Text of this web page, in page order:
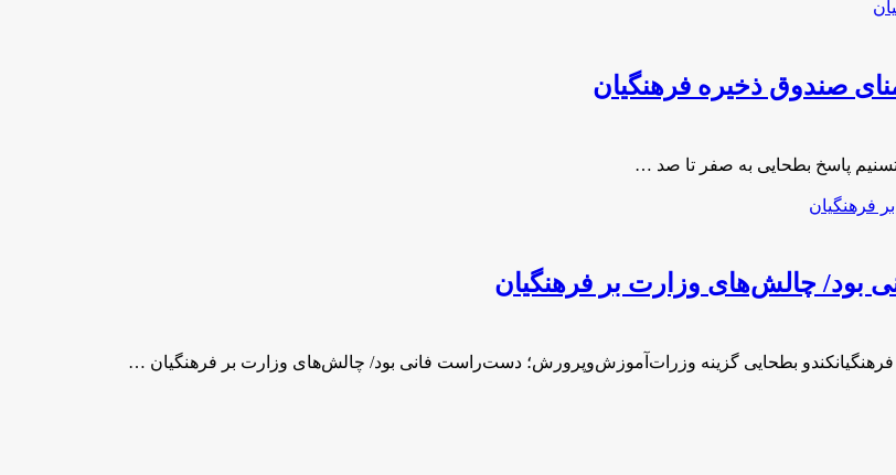
صندوق ذخیره فرهنگیان
پاسخ بطحایی به صفر تا صد …
چالش‌های وزارت بر فرهنگیان
بطحایی گزینه‌ وزرات‌آموزش‌وپرورش؛ دست‌راست ‌فانی بود/ چالش‌های وزارت بر فرهنگیان …